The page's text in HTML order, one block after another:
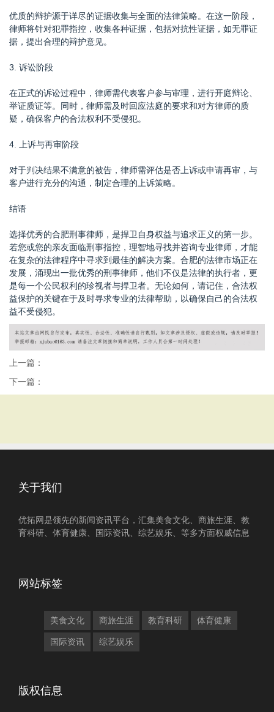
优质的辩护源于详尽的证据收集与全面的法律策略。在这一阶段，
律师将针对犯罪指控，收集各种证据，包括对抗性证据，如无罪证
据，提出合理的辩护意见。
3. 诉讼阶段
在正式的诉讼过程中，律师需代表客户参与审理，进行开庭辩论、
举证质证等。同时，律师需及时回应法庭的要求和对方律师的质
疑，确保客户的合法权利不受侵犯。
4. 上诉与再审阶段
对于判决结果不满意的被告，律师需评估是否上诉或申请再审，与
客户进行充分的沟通，制定合理的上诉策略。
结语
选择优秀的合肥刑事律师，是捍卫自身权益与追求正义的第一步。
若您或您的亲友面临刑事指控，理智地寻找并咨询专业律师，才能
在复杂的法律程序中寻求到最佳的解决方案。合肥的法律市场正在
发展，涌现出一批优秀的刑事律师，他们不仅是法律的执行者，更
是每一个公民权利的珍视者与捍卫者。无论如何，请记住，合法权
益保护的关键在于及时寻求专业的法律帮助，以确保自己的合法权
益不受侵犯。
上一篇：
下一篇：
关于我们
优拓网是领先的新闻资讯平台，汇集美食文化、商旅生涯、教
育科研、体育健康、国际资讯、综艺娱乐、等多方面权威信息
网站标签
美食文化 商旅生涯 教育科研 体育健康
国际资讯 综艺娱乐
版权信息